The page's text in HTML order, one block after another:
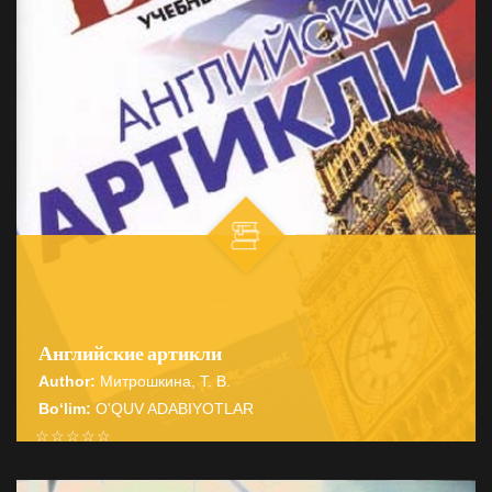
Английские артикли
Author: Митрошкина, Т. В.
Bo‘lim: O'QUV ADABIYOTLAR
☆
☆
☆
☆
☆
Справочник содержит подробные сведения о системе